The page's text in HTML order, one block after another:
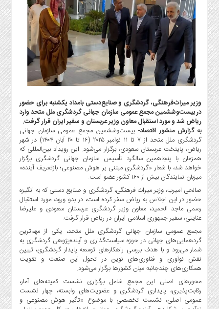
شهری
گاز
و
پتروشیمی
صنعت
و
خودرو
استارت
آپ
و
فن
آوری
بانک
،
بیمه
و
ارز
دیجیتال
و
صنایع
غذایی
سیاسی
و
بین
الملل
وزیر میراث‌فرهنگی، گردشگری و صنایع‌دستی بامداد یکشنبه برای حضور
در بیست‌وششمین مجمع عمومی سازمان جهانی گردشگری ملل متحد وارد
ریاض شد و مورد استقبال معاون وزیر عربستان و سفیر ایران قرار گرفت.
به گزارش منشور اقتصاد-بیست‌وششمین مجمع عمومی سازمان جهانی
گردشگری ملل متحد از ۷ تا ۱۱ نوامبر ۲۰۲۵ (۱۶ تا ۲۰ آبان ۱۴۰۴) در شهر
ریاض، پایتخت عربستان سعودی، برگزار می‌شود. این رویداد بین‌المللی که
همزمان با پنجاهمین سالگرد تأسیس سازمان جهانی گردشگری برگزار
خواهد شد، با شعار «گردشگری مبتنی بر هوش مصنوعی؛ بازتعریف آینده»
میزبان نمایندگان بیش از ۱۶۰ کشور عضو است.
صالحی امیرب، وزیر میراث‌ فرهنگی، گردشگری و صنایع دستی که به انگیزه
حضور در این اجلاس به ریاض سفر کرده است، در بدو ورود، مورد استقبال
رسمی ماجد الحمید، معاون وزیر گردشگری عربستان سعودی و علیرضا
عنایتی، سفیر جمهوری اسلامی ایران در ریاض قرار گرفت.
مجمع عمومی سازمان جهانی گردشگری ملل متحد، یکی از مهم‌ترین
گردهمایی‌های جهانی در حوزه سیاست‌گذاری و آینده‌پژوهی گردشگری به
شمار می‌رود و با هدف بررسی راهکارهای توسعه پایدار گردشگری، تبیین
نقش نوآوری و فناوری‌های نوین در تحول این صنعت و تقویت
همکاری‌های چندجانبه میان کشورها برگزار می‌شود.
محورهای اصلی این مجمع شامل برگزاری نشست کمیته‌های آمار،
رقابت‌پذیری، پایداری گردشگری و عضویت‌های وابسته، چهار نشست
عمومی اصلی، نشست تخصصی با موضوع «تأثیر هوش مصنوعی و